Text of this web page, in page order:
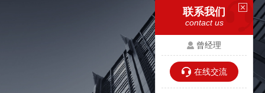
联系我们
contact us
曾经理
在线交流